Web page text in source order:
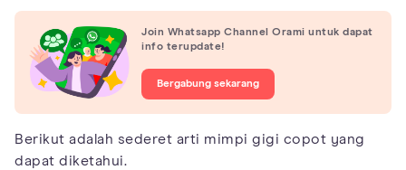
Join Whatsapp Channel Orami untuk dapat
info terupdate!
Bergabung sekarang
Berikut adalah sederet arti mimpi gigi copot yang
dapat diketahui.